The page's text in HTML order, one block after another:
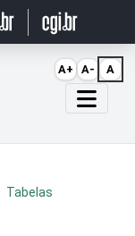
Tabelas
A+ A- A